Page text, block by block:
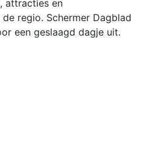
attracties en
regio. Schermer Dagblad
een geslaagd dagje uit.